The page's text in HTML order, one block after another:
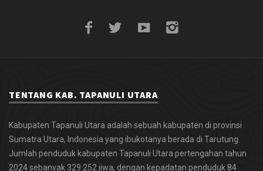
TENTANG KAB. TAPANULI UTARA
Kabupaten Tapanuli Utara adalah sebuah kabupaten di provinsi
Sumatra Utara, Indonesia yang ibukotanya berada di Tarutung.
Jumlah penduduk kabupaten Tapanuli Utara pertengahan tahun
2024 sebanyak 329.252 jiwa, dengan kepadatan penduduk 84